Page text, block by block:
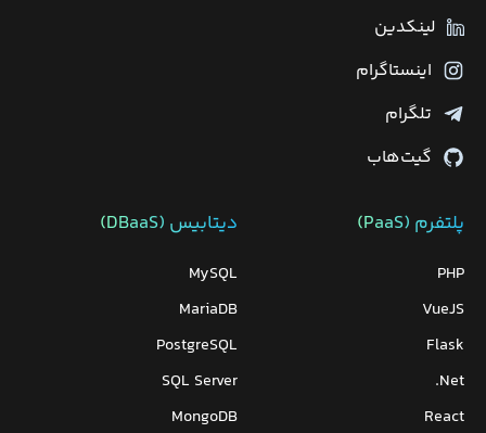
لینکدین
اینستاگرام
تلگرام
گیت‌هاب
پلتفرم (PaaS)
PHP
VueJS
Flask
Net.
React
دیتابیس‌ (DBaaS)
MySQL
MariaDB
PostgreSQL
SQL Server
MongoDB